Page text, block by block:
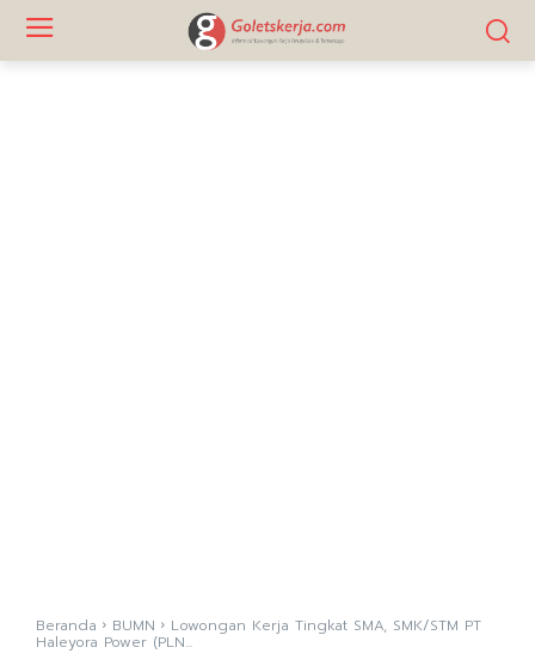
Beranda BUMN Lowongan Kerja Tingkat SMA, SMK/STM PT
Haleyora Power (PLN...